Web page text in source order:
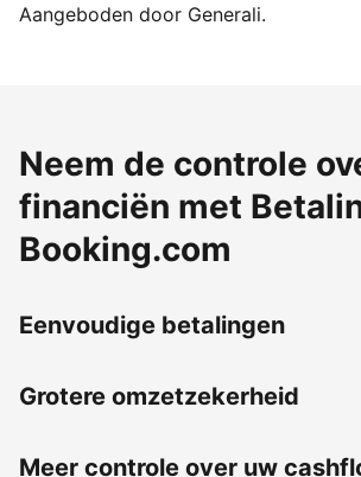
Aangeboden door Generali.
Neem de controle
financiën met
Booking.com
Eenvoudige betalingen
Grotere omzetzekerheid
Meer controle over uw